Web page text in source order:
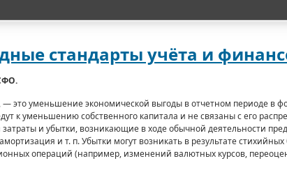
стандарты учёта и
это уменьшение экономической выгоды в отчетном периоде в
к уменьшению собственного капитала и не связаны с его
и убытки, возникающие в ходе обычной деятельности
и т. п. Убытки могут воз­никать в результате
операций (на­пример, изменений валютных курсов,